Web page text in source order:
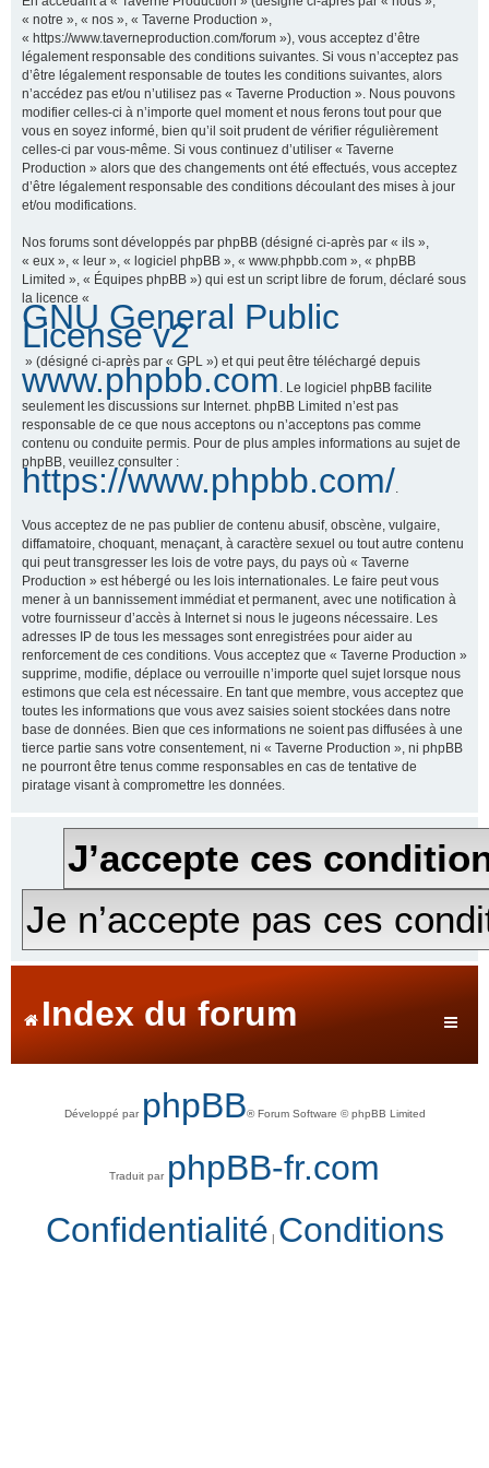
« notre », « nos », « Taverne Production »,
« https://www.taverneproduction.com/forum »), vous acceptez d’être
légalement responsable des conditions suivantes. Si vous n’acceptez pas
d’être légalement responsable de toutes les conditions suivantes, alors
n’accédez pas et/ou n’utilisez pas « Taverne Production ». Nous pouvons
modifier celles-ci à n’importe quel moment et nous ferons tout pour que
vous en soyez informé, bien qu’il soit prudent de vérifier régulièrement
celles-ci par vous-même. Si vous continuez d’utiliser « Taverne
Production » alors que des changements ont été effectués, vous acceptez
d’être légalement responsable des conditions découlant des mises à jour
et/ou modifications.
Nos forums sont développés par phpBB (désigné ci-après par « ils »,
« eux », « leur », « logiciel phpBB », « www.phpbb.com », « phpBB
Limited », « Équipes phpBB ») qui est un script libre de forum, déclaré sous
la licence «
GNU General Public
License v2
» (désigné ci-après par « GPL ») et qui peut être téléchargé depuis
www.phpbb.com . Le logiciel phpBB facilite
seulement les discussions sur Internet. phpBB Limited n’est pas
responsable de ce que nous acceptons ou n’acceptons pas comme
contenu ou conduite permis. Pour de plus amples informations au sujet de
phpBB, veuillez consulter :
https://www.phpbb.com/.
Vous acceptez de ne pas publier de contenu abusif, obscène, vulgaire,
diffamatoire, choquant, menaçant, à caractère sexuel ou tout autre contenu
qui peut transgresser les lois de votre pays, du pays où « Taverne
Production » est hébergé ou les lois internationales. Le faire peut vous
mener à un bannissement immédiat et permanent, avec une notification à
votre fournisseur d’accès à Internet si nous le jugeons nécessaire. Les
adresses IP de tous les messages sont enregistrées pour aider au
renforcement de ces conditions. Vous acceptez que « Taverne Production »
supprime, modifie, déplace ou verrouille n’importe quel sujet lorsque nous
estimons que cela est nécessaire. En tant que membre, vous acceptez que
toutes les informations que vous avez saisies soient stockées dans notre
base de données. Bien que ces informations ne soient pas diffusées à une
tierce partie sans votre consentement, ni « Taverne Production », ni phpBB
ne pourront être tenus comme responsables en cas de tentative de
piratage visant à compromettre les données.
Index du forum
Développé par phpBB® Forum Software © phpBB Limited
Traduit par phpBB-fr.com
Confidentialité | Conditions